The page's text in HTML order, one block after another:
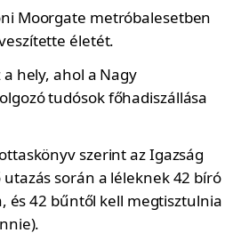
Moorgate metróbalesetben
életét.
hely, ahol a Nagy
tudósok főhadiszállása
szerint az Igazság
során a léleknek 42 bíró
és 42 bűntől kell megtisztulnia